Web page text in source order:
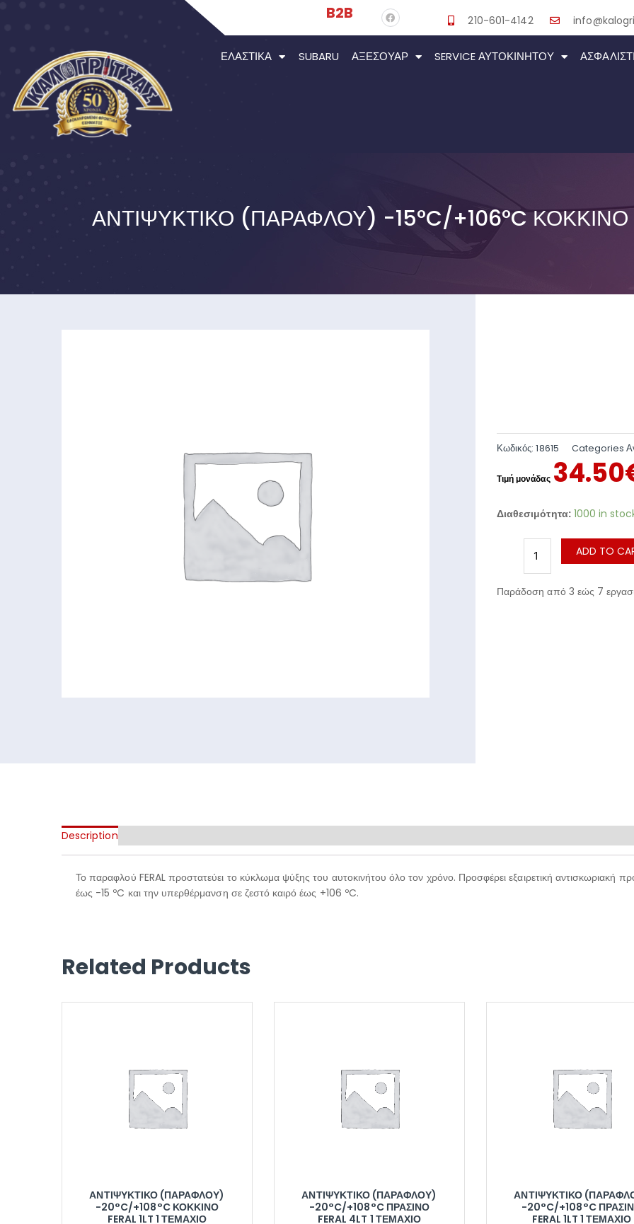
B2B 210-601-4142
ΕΛΑΣΤΙΚΆ SUBARU ΑΞΕΣΟΥΆΡ SERVICE ΑΥΤΟΚΙΝΉΤΟΥ
ΑΝΤΙΨΥΚΤΙΚΌ (ΠΑΡΑΦΛΟΎ) -15°C/+106°C ΚΌΚΚΙΝΟ
Κωδικός:18615 Categories
34.50
Διαθεσιμότητα: 1000 in
ADD TO
Παράδοση από 3 εώς 7
Description
Το παραφλού FERAL προστατεύει το κύκλωμα ψύξης του αυτοκινήτου όλο τον χρόνο. Προσφέρει εξαιρετική αντισκωριακή
έως -15 ºC και την υπερθέρμανση σε ζεστό καιρό έως +106 ºC.
Related Products
ΑΝΤΙΨΥΚΤΙΚΌ (ΠΑΡΑΦΛΟΎ)
-20°C/+108°C ΚΌΚΚΙΝΟ
FERAL 1LT 1 ΤΕΜΆΧΙΟ
ΑΝΤΙΨΥΚΤΙΚΌ (ΠΑΡΑΦΛΟΎ)
-20°C/+108°C ΠΡΆΣΙΝΟ
FERAL 4LT 1 ΤΕΜΆΧΙΟ
ΑΝΤΙΨΥΚΤΙΚΌ
-20°C/+108°C
FERAL 1LT 1 ΤΕΜΆΧΙΟ